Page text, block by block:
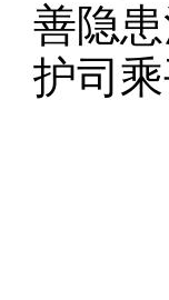
善隐
护司乘